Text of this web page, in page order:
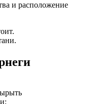
и расположение